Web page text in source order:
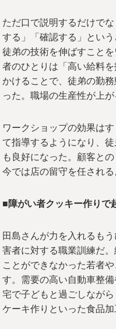
ただ口で説明するだけで
する」「確認する」とい
徒弟の技術を伸ばすこと
者のひとりは「高い給料
かけることで、徒弟の勤
った。職場の生産性が上
ワークショップの効果は
て指導するようになり、
も良好になった。顧客と
今では店の留守を任される
■障がい者クッキー作りで
田島さんが力を入れるも
害者に対する職業訓練だ
ことができなかった若者
す。需要の高い自動車整
宅で子どもと過ごしなが
ケーキ作りといった食品